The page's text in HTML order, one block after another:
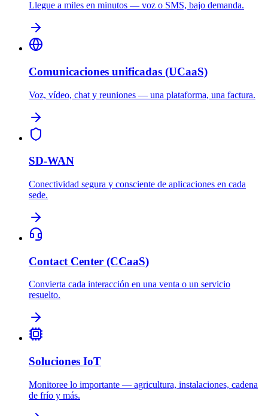
Llegue a miles en minutos — voz o SMS, bajo demanda.
Comunicaciones unificadas (UCaaS)
Voz, vídeo, chat y reuniones — una plataforma, una factura.
SD-WAN
Conectividad segura y consciente de aplicaciones en cada
sede.
Contact Center (CCaaS)
Convierta cada interacción en una venta o un servicio
resuelto.
Soluciones IoT
Monitoree lo importante — agricultura, instalaciones, cadena
de frío y más.